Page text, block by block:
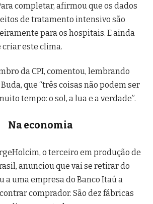
completar, afirmou que os dados
de tratamento intensivo são
para os hospitais. E ainda
criar este clima.
da CPI, comentou, lembrando
que “três coisas não podem ser
tempo: o sol, a lua e a verdade”.
Na economia
o terceiro em produção de
anunciou que vai se retirar do
a uma empresa do Banco Itaú a
comprador. São dez fábricas